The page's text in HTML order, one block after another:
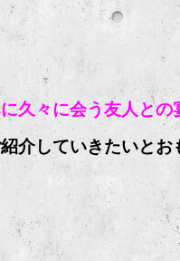
久々に会う友人と
介していきたいとお